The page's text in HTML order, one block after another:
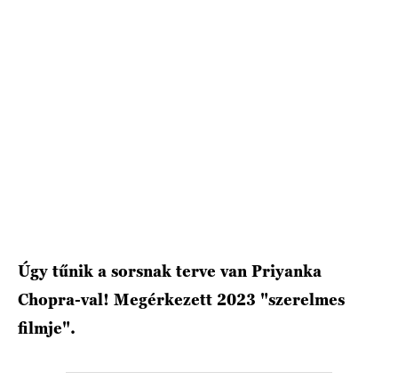
Úgy tűnik a sorsnak terve van Priyanka
Chopra-val! Megérkezett 2023 "szerelmes
filmje".